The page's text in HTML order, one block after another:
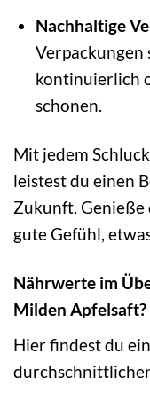
Nachhaltige
kontinuierlich
schonen.
Mit jedem
leistest du einen
Zukunft. Genieße
gute Gefühl,
Nährwerte im
Milden Apfelsaft?
Hier findest du